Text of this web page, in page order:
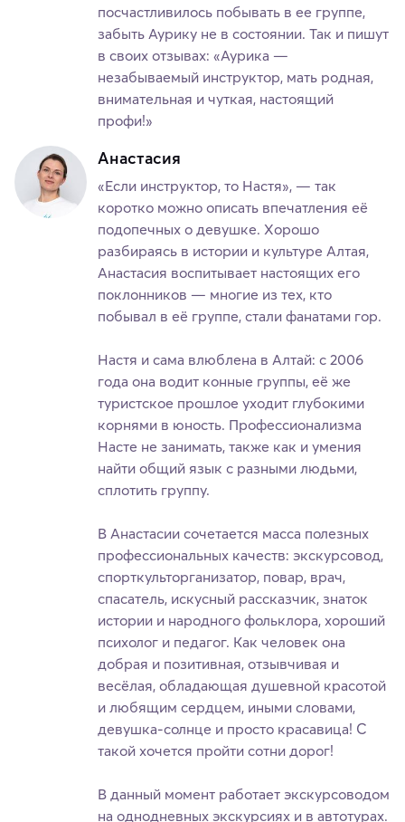
посчастливилось побывать в ее группе,
забыть Аурику не в состоянии. Так и пишут
в своих отзывах: «Аурика —
незабываемый инструктор, мать родная,
внимательная и чуткая, настоящий
профи!»
Анастасия
«Если инструктор, то Настя», — так
коротко можно описать впечатления её
подопечных о девушке. Хорошо
разбираясь в истории и культуре Алтая,
Анастасия воспитывает настоящих его
поклонников — многие из тех, кто
побывал в её группе, стали фанатами гор.
Настя и сама влюблена в Алтай: с 2006
года она водит конные группы, её же
туристское прошлое уходит глубокими
корнями в юность. Профессионализма
Насте не занимать, также как и умения
найти общий язык с разными людьми,
сплотить группу.
В Анастасии сочетается масса полезных
профессиональных качеств: экскурсовод,
спорткульторганизатор, повар, врач,
спасатель, искусный рассказчик, знаток
истории и народного фольклора, хороший
психолог и педагог. Как человек она
добрая и позитивная, отзывчивая и
весёлая, обладающая душевной красотой
и любящим сердцем, иными словами,
девушка-солнце и просто красавица! С
такой хочется пройти сотни дорог!
В данный момент работает экскурсоводом
на однодневных экскурсиях и в автотурах.